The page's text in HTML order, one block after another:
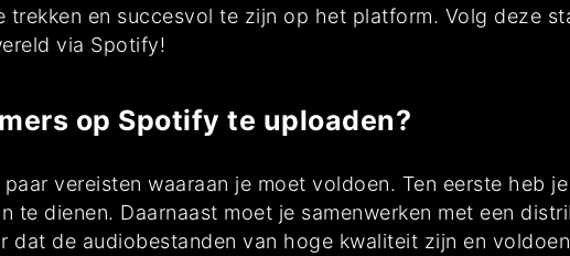
trekken en succesvol te zijn op het platform. Volg deze
via Spotify!
op Spotify te uploaden?
vereisten waaraan je moet voldoen. Ten eerste heb
dienen. Daarnaast moet je samenwerken met een
dat de audiobestanden van hoge kwaliteit zijn en